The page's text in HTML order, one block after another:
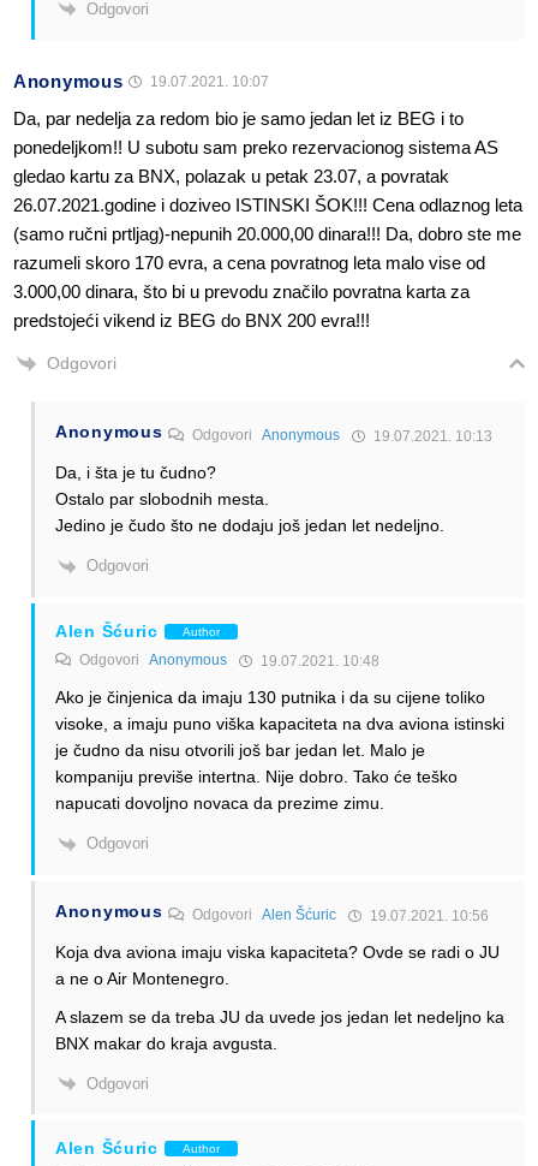
Odgovori
Anonymous 19.07.2021. 10:07
Da, par nedelja za redom bio je samo jedan let iz BEG i to
ponedeljkom!! U subotu sam preko rezervacionog sistema AS
gledao kartu za BNX, polazak u petak 23.07, a povratak
26.07.2021.godine i doziveo ISTINSKI ŠOK!!! Cena odlaznog leta
(samo ručni prtljag)-nepunih 20.000,00 dinara!!! Da, dobro ste me
razumeli skoro 170 evra, a cena povratnog leta malo vise od
3.000,00 dinara, što bi u prevodu značilo povratna karta za
predstojeći vikend iz BEG do BNX 200 evra!!!
Odgovori
Anonymous OdgovoriAnonymous 19.07.2021. 10:13
Da, i šta je tu čudno?
Ostalo par slobodnih mesta.
Jedino je čudo što ne dodaju još jedan let nedeljno.
Odgovori
Alen Šćuric Author
Odgovori Anonymous 19.07.2021. 10:48
Ako je činjenica da imaju 130 putnika i da su cijene toliko
visoke, a imaju puno viška kapaciteta na dva aviona istinski
je čudno da nisu otvorili još bar jedan let. Malo je
kompaniju previše intertna. Nije dobro. Tako će teško
napucati dovoljno novaca da prezime zimu.
Odgovori
Anonymous OdgovoriAlen Šćuric 19.07.2021. 10:56
Koja dva aviona imaju viska kapaciteta? Ovde se radi o JU
a ne o Air Montenegro.
A slazem se da treba JU da uvede jos jedan let nedeljno ka
BNX makar do kraja avgusta.
Odgovori
Alen Šćuric Author